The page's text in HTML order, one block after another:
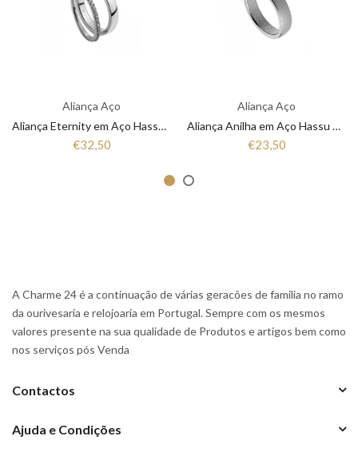
Aliança Aço
Aliança Eternity em Aço Hassu 7HSS010148A
€32,50
Aliança Aço
Aliança Anilha em Aço Hassu 7HSS010148
€23,50
A Charme 24 é a continuação de várias geracões de familia no ramo
da ourivesaria e relojoaria em Portugal. Sempre com os mesmos
valores presente na sua qualidade de Produtos e artigos bem como
nos serviços pós Venda
Contactos
Ajuda e Condições